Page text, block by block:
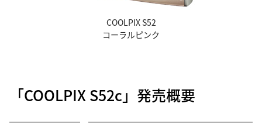
COOLPIX S52
コーラルピンク
「COOLPIX S52c」発売概要